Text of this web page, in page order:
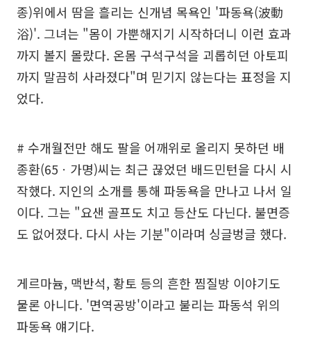
종)위에서 땀을 흘리는 신개념 목욕인 '파동욕(波動
浴)'. 그녀는 "몸이 가뿐해지기 시작하더니 이런 효과
까지 볼지 몰랐다. 온몸 구석구석을 괴롭히던 아토피
까지 말끔히 사라졌다"며 믿기지 않는다는 표정을 지
었다.
# 수개월전만 해도 팔을 어깨위로 올리지 못하던 배
종환(65ㆍ가명)씨는 최근 끊었던 배드민턴을 다시 시
작했다. 지인의 소개를 통해 파동욕을 만나고 나서 일
이다. 그는 "요샌 골프도 치고 등산도 다닌다. 불면증
도 없어졌다. 다시 사는 기분"이라며 싱글벙글 했다.
게르마늄, 맥반석, 황토 등의 흔한 찜질방 이야기도
물론 아니다. '면역공방'이라고 불리는 파동석 위의
파동욕 얘기다.